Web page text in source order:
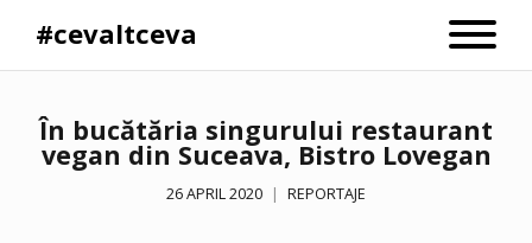
#cevaltceva
În bucătăria singurului restaurant
vegan din Suceava, Bistro Lovegan
26 APRIL 2020 REPORTAJE